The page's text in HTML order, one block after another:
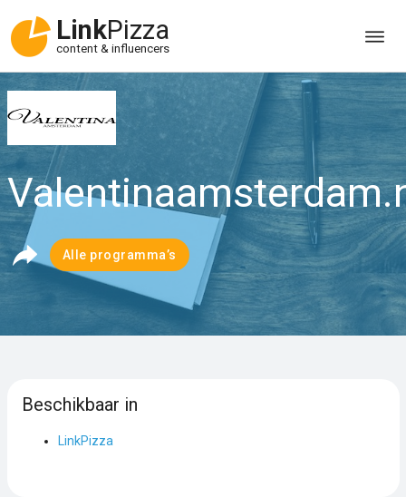
LinkPizza
content & influencers
Alle programma’s
Beschikbaar in
LinkPizza